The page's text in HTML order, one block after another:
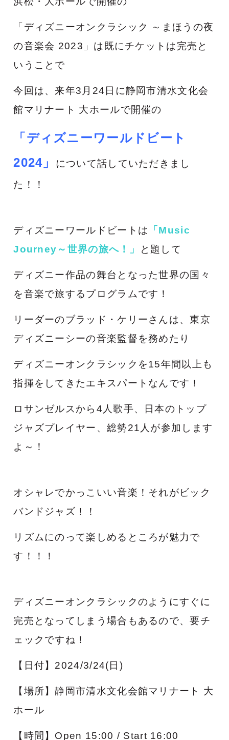
「ディズニーオンクラシック ～まほうの夜
の音楽会 2023」は既にチケットは完売と
いうことで
今回は、来年3月24日に静岡市清水文化会
館マリナート 大ホールで開催の
「ディズニーワールドビート
2024」
について話していただきまし
た！！
ディズニーワールドビートは
「Music
Journey～世界の旅へ！」
と題して
ディズニー作品の舞台となった世界の国々
を音楽で旅するプログラムです！
リーダーのブラッド・ケリーさんは、東京
ディズニーシーの音楽監督を務めたり
ディズニーオンクラシックを15年間以上も
指揮をしてきたエキスパートなんです！
ロサンゼルスから4人歌手、日本のトップ
ジャズプレイヤー、総勢21人が参加します
よ～！
オシャレでかっこいい音楽！それがビック
バンドジャズ！！
リズムにのって楽しめるところが魅力で
す！！！
ディズニーオンクラシックのようにすぐに
完売となってしまう場合もあるので、要チ
ェックですね！
【日付】2024/3/24(日)
【場所】静岡市清水文化会館マリナート 大
ホール
【時間】Open 15:00 / Start 16:00